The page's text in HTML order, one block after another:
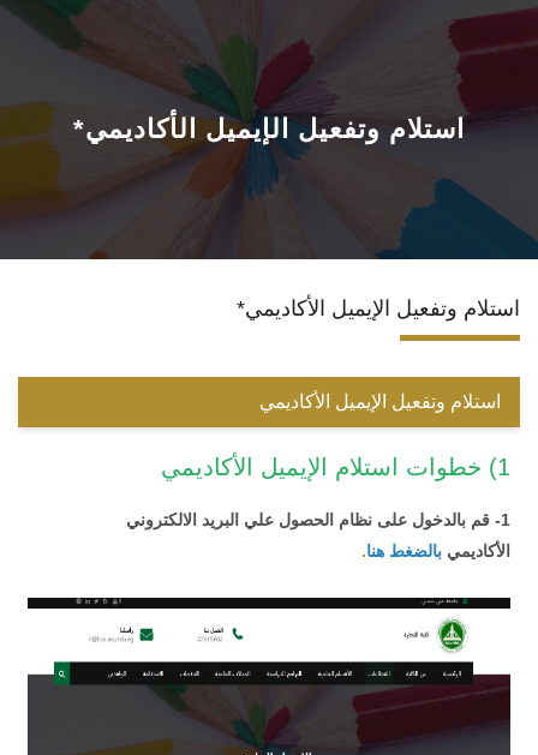
عن الكلية
القطاعات
الأقسام العلمية
البرامج الدراسية
*استلام وتفعيل الإيميل الأكاديمي
*استلام وتفعيل الإيميل الأكاديمي
استلام وتفعيل الإيميل الأكاديمي
1) خطوات استلام الإيميل الأكاديمي
1- قم بالدخول على نظام الحصول علي البريد الالكتروني
الأكاديمي بالضغط هنا.